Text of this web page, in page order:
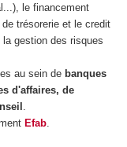
le financement
trésorerie et le credit
gestion des risques
au sein de banques
d'affaires, de
Efab